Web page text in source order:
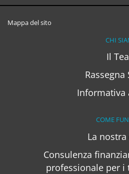
Mappa del sito
CHI
Il
Rassegna
Informativa
COME
La
Consulenza
professionale per